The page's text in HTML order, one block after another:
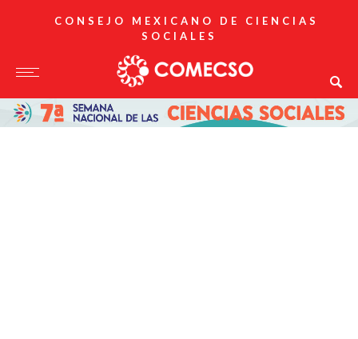
CONSEJO MEXICANO DE CIENCIAS
SOCIALES